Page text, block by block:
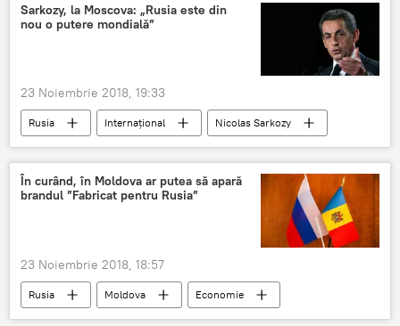
Sarkozy, la Moscova: „Rusia este din
nou o putere mondială”
23 Noiembrie 2018, 19:33
Rusia Internaţional
Nicolas Sarkozy
Vladimir Putin
Franța
În curând, în Moldova ar putea să apară
brandul ”Fabricat pentru Rusia”
23 Noiembrie 2018, 18:57
Rusia Moldova
Economie
Moldova
Export